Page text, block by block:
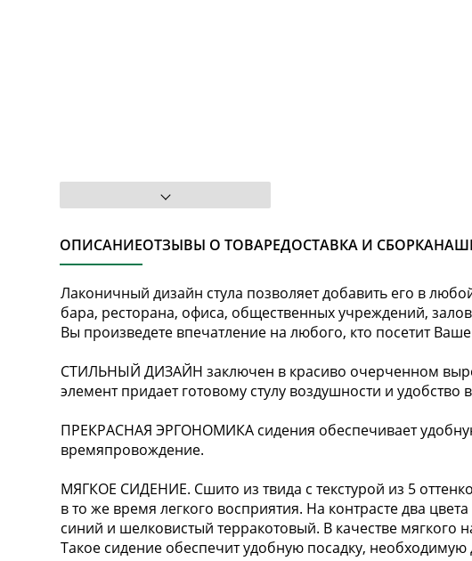
ОПИСАНИЕОТЗЫВЫ О ТОВАРЕДОСТАВКА И СБОРКА
Лаконичный дизайн стула позволяет добавить его в
бара, ресторана, офиса, общественных учреждений,
Вы произведете впечатление на любого, кто посетит
СТИЛЬНЫЙ ДИЗАЙН заключен в красиво очерченном
элемент придает готовому стулу воздушности и удобство
ПРЕКРАСНАЯ ЭРГОНОМИКА сидения обеспечивает
времяпровождение.
МЯГКОЕ СИДЕНИЕ. Сшито из твида с текстурой из 5
в то же время легкого восприятия. На контрасте два
синий и шелковистый терракотовый. В качестве мягкого
Такое сидение обеспечит удобную посадку, необходимую